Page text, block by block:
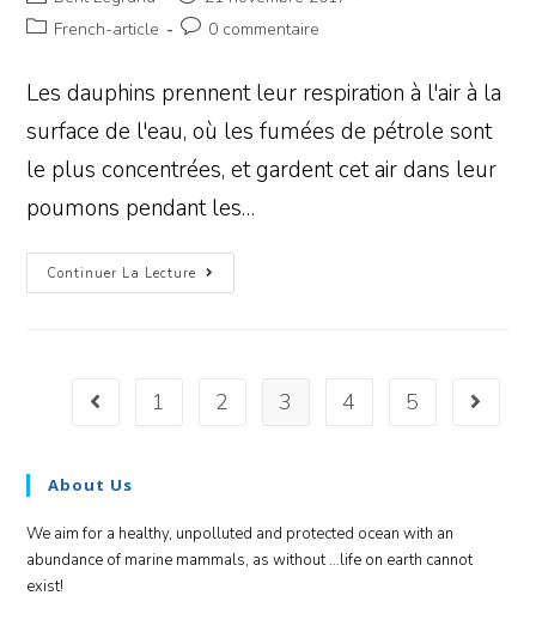
French-article
0 commentaire
Les dauphins prennent leur respiration à l'air à la
surface de l'eau, où les fumées de pétrole sont
le plus concentrées, et gardent cet air dans leur
poumons pendant les…
Continuer La Lecture
1 2 3 4 5
About Us
We aim for a healthy, unpolluted and protected ocean with an
abundance of marine mammals, as without …life on earth cannot
exist!